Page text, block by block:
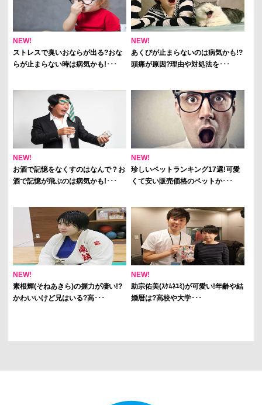
NEW!
ストレスで臭いおならが出る?おな
らが止まらない時は病気かも!･･･
NEW!
あくびが止まらないのは病気かも!?
頭痛が原因?理由や対処法を･･･
NEW!
お酒で記憶をなくすのはなんで？お
酒で記憶が飛ぶのは病気かも!･･･
NEW!
珍しいペットランキング17選!可愛
くて安い販売価格のペットか･･･
NEW!
素根輝(そねあきら)の握力が凄い!?
かわいいけど兄はいる?高･･･
NEW!
助宗佑美(ｽｹﾑﾈﾕﾐ)が可愛い!年齢や結
婚暦は?高校や大学･･･